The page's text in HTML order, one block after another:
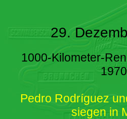
29.
1000-Kilometer-
1970
Pedro Rodríguez
siegen in